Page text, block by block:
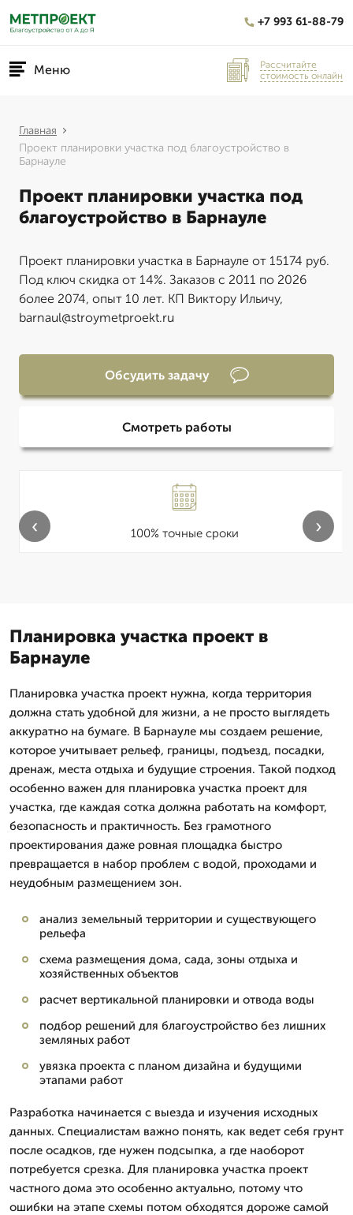
+7 993 61-88-79
Меню
Рассчитайте
стоимость онлайн
Главная
Проект планировки участка под благоустройство в
Барнауле
Проект планировки участка под
благоустройство в Барнауле
Проект планировки участка в Барнауле от 15174 руб.
Под ключ скидка от 14%. Заказов с 2011 по 2026
более 2074, опыт 10 лет. КП Виктору Ильичу,
barnaul@stroymetproekt.ru
Обсудить задачу
Смотреть работы
100% точные сроки
‹ ›
Планировка участка проект в
Барнауле
Планировка участка проект нужна, когда территория
должна стать удобной для жизни, а не просто выглядеть
аккуратно на бумаге. В Барнауле мы создаем решение,
которое учитывает рельеф, границы, подъезд, посадки,
дренаж, места отдыха и будущие строения. Такой подход
особенно важен для планировка участка проект для
участка, где каждая сотка должна работать на комфорт,
безопасность и практичность. Без грамотного
проектирования даже ровная площадка быстро
превращается в набор проблем с водой, проходами и
неудобным размещением зон.
анализ земельный территории и существующего
рельефа
схема размещения дома, сада, зоны отдыха и
хозяйственных объектов
расчет вертикальной планировки и отвода воды
подбор решений для благоустройство без лишних
земляных работ
увязка проекта с планом дизайна и будущими
этапами работ
Разработка начинается с выезда и изучения исходных
данных. Специалистам важно понять, как ведет себя грунт
после осадков, где нужен подсыпка, а где наоборот
потребуется срезка. Для планировка участка проект
частного дома это особенно актуально, потому что
ошибки на этапе схемы потом обходятся дороже самой